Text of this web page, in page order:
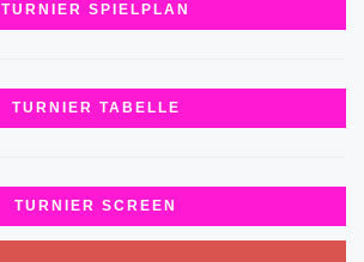
TURNIER SPIELPLAN
TURNIER TABELLE
TURNIER SCREEN